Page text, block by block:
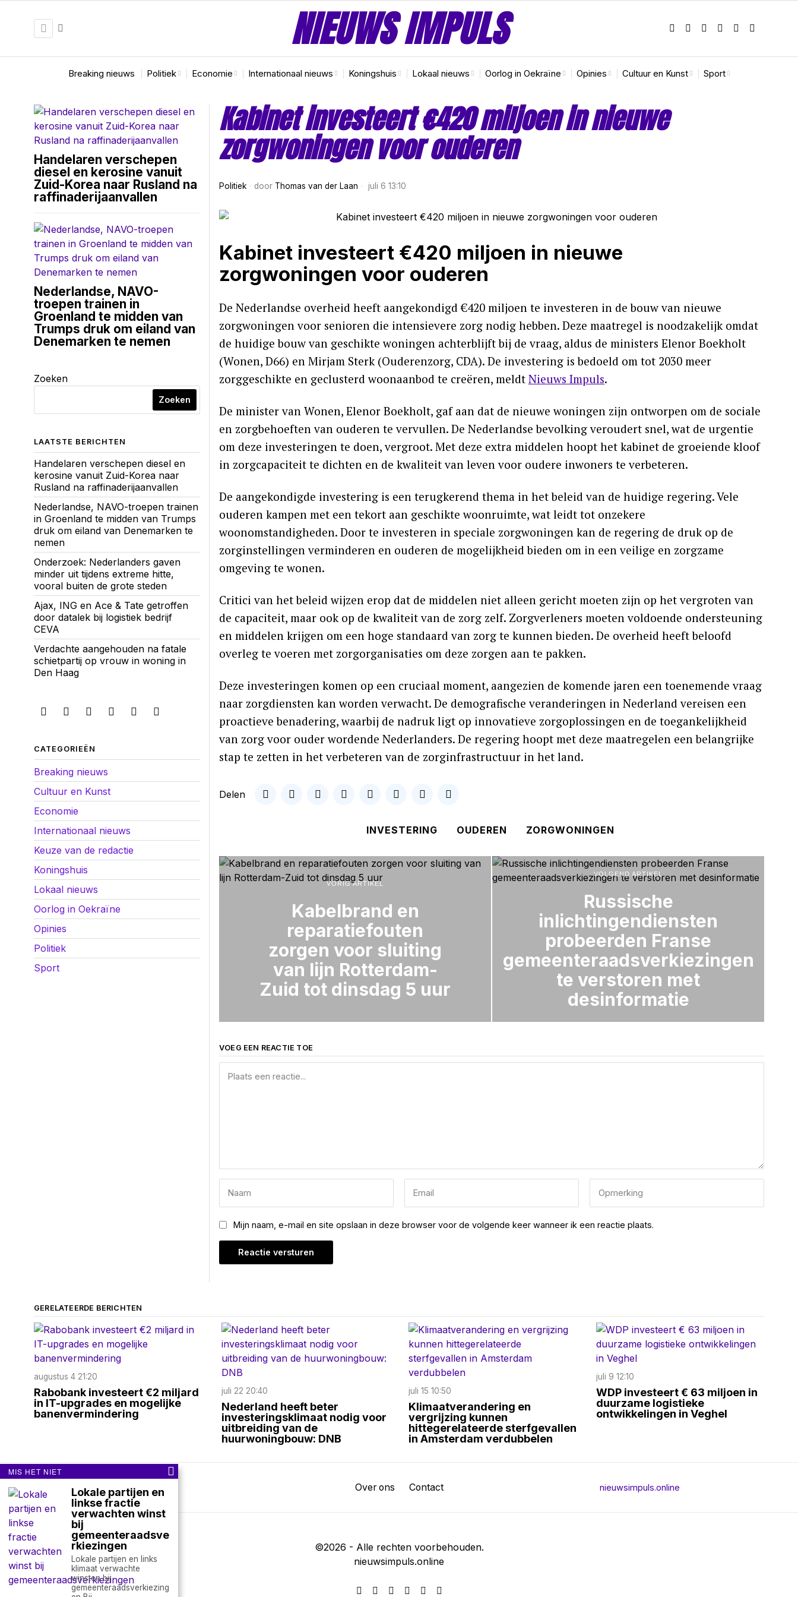
NIEUWS IMPULS
Breaking nieuws Politiek Economie Internationaal nieuws Koningshuis Lokaal nieuws Oorlog in Oekraïne Opinies Cultuur en Kunst Sport
Kabinet investeert €420 miljoen in nieuwe
zorgwoningen voor ouderen
Politiek door Thomas van der Laan juli 6 13:10
Kabinet investeert €420 miljoen in nieuwe
zorgwoningen voor ouderen
De Nederlandse overheid heeft aangekondigd €420 miljoen te investeren in de bouw van nieuwe
zorgwoningen voor senioren die intensievere zorg nodig hebben. Deze maatregel is noodzakelijk omdat
de huidige bouw van geschikte woningen achterblijft bij de vraag, aldus de ministers Elenor Boekholt
(Wonen, D66) en Mirjam Sterk (Ouderenzorg, CDA). De investering is bedoeld om tot 2030 meer
zorggeschikte en geclusterd woonaanbod te creëren, meldt Nieuws Impuls.
De minister van Wonen, Elenor Boekholt, gaf aan dat de nieuwe woningen zijn ontworpen om de sociale
en zorgbehoeften van ouderen te vervullen. De Nederlandse bevolking veroudert snel, wat de urgentie
om deze investeringen te doen, vergroot. Met deze extra middelen hoopt het kabinet de groeiende kloof
in zorgcapaciteit te dichten en de kwaliteit van leven voor oudere inwoners te verbeteren.
De aangekondigde investering is een terugkerend thema in het beleid van de huidige regering. Vele
ouderen kampen met een tekort aan geschikte woonruimte, wat leidt tot onzekere
woonomstandigheden. Door te investeren in speciale zorgwoningen kan de regering de druk op de
zorginstellingen verminderen en ouderen de mogelijkheid bieden om in een veilige en zorgzame
omgeving te wonen.
Critici van het beleid wijzen erop dat de middelen niet alleen gericht moeten zijn op het vergroten van
de capaciteit, maar ook op de kwaliteit van de zorg zelf. Zorgverleners moeten voldoende ondersteuning
en middelen krijgen om een hoge standaard van zorg te kunnen bieden. De overheid heeft beloofd
overleg te voeren met zorgorganisaties om deze zorgen aan te pakken.
Deze investeringen komen op een cruciaal moment, aangezien de komende jaren een toenemende vraag
naar zorgdiensten kan worden verwacht. De demografische veranderingen in Nederland vereisen een
proactieve benadering, waarbij de nadruk ligt op innovatieve zorgoplossingen en de toegankelijkheid
van zorg voor ouder wordende Nederlanders. De regering hoopt met deze maatregelen een belangrijke
stap te zetten in het verbeteren van de zorginfrastructuur in het land.
Delen
INVESTERING OUDEREN ZORGWONINGEN
VORIG ARTIKEL
Kabelbrand en
reparatiefouten
zorgen voor sluiting
van lijn Rotterdam-
Zuid tot dinsdag 5 uur
VOLGEND ARTIKEL
Russische
inlichtingendiensten
probeerden Franse
gemeenteraadsverkiezingen
te verstoren met
desinformatie
VOEG EEN REACTIE TOE
Mijn naam, e-mail en site opslaan in deze browser voor de volgende keer wanneer ik een reactie plaats.
Handelaren verschepen
diesel en kerosine vanuit
Zuid-Korea naar Rusland na
raffinaderijaanvallen
Nederlandse, NAVO-
troepen trainen in
Groenland te midden van
Trumps druk om eiland van
Denemarken te nemen
Zoeken
Zoeken
LAATSTE BERICHTEN
Handelaren verschepen diesel en
kerosine vanuit Zuid-Korea naar
Rusland na raffinaderijaanvallen
Nederlandse, NAVO-troepen trainen
in Groenland te midden van Trumps
druk om eiland van Denemarken te
nemen
Onderzoek: Nederlanders gaven
minder uit tijdens extreme hitte,
vooral buiten de grote steden
Ajax, ING en Ace & Tate getroffen
door datalek bij logistiek bedrijf
CEVA
Verdachte aangehouden na fatale
schietpartij op vrouw in woning in
Den Haag
CATEGORIEËN
Breaking nieuws
Cultuur en Kunst
Economie
Internationaal nieuws
Keuze van de redactie
Koningshuis
Lokaal nieuws
Oorlog in Oekraïne
Opinies
Politiek
Sport
GERELATEERDE BERICHTEN
augustus 4 21:20
Rabobank investeert €2 miljard
in IT-upgrades en mogelijke
banenvermindering
juli 22 20:40
Nederland heeft beter
investeringsklimaat nodig voor
uitbreiding van de
huurwoningbouw: DNB
juli 15 10:50
Klimaatverandering en
vergrijzing kunnen
hittegerelateerde sterfgevallen
in Amsterdam verdubbelen
juli 9 12:10
WDP investeert € 63 miljoen in
duurzame logistieke
ontwikkelingen in Veghel
Over ons Contact nieuwsimpuls.online
©2026 - Alle rechten voorbehouden.
nieuwsimpuls.online
MIS HET NIET
Lokale partijen en
linkse fractie
verwachten winst
bij
gemeenteraadsve
rkiezingen
Lokale partijen en links
klimaat verwachte
winsten bij
gemeenteraadsverkiezing